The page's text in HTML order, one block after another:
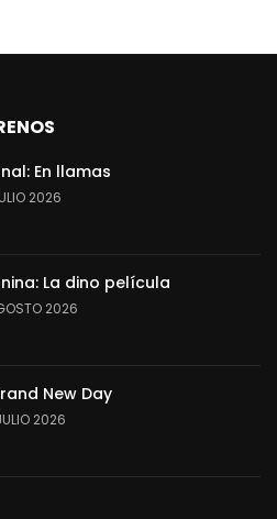
En llamas
2026
La dino película
2026
New Day
2026